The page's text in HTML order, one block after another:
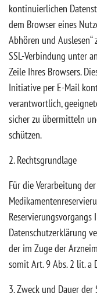
kontinuierlichen
dem Browser eines
Abhören und
SSL-Verbindung unter
Zeile Ihres Browsers.
Initiative per E-Mail
verantwortlich,
sicher zu übermitteln
schützen.
2. Rechtsgrundlage
Für die Verarbeitung
Datenschutzerklärung
der im Zuge der
somit Art. 9 Abs. 2 lit. a
3. Zweck und Dauer der